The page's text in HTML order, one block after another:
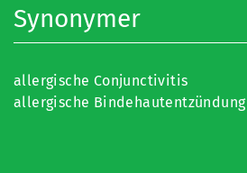
Synonymer
allergische Conjunctivitis
allergische Bindehautentzündung